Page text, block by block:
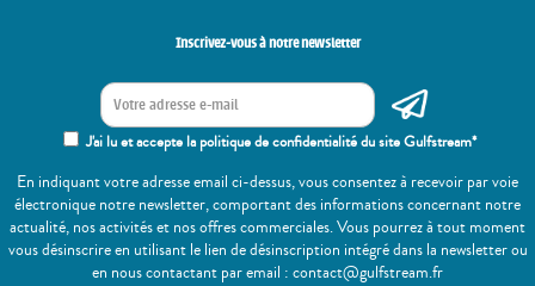
Inscrivez-vous à notre newsletter
J'ai lu et accepte la politique de confidentialité du site Gulfstream*
En indiquant votre adresse email ci-dessus, vous consentez à recevoir par voie
électronique notre newsletter, comportant des informations concernant notre
actualité, nos activités et nos offres commerciales. Vous pourrez à tout moment
vous désinscrire en utilisant le lien de désinscription intégré dans la newsletter ou
en nous contactant par email : contact@gulfstream.fr